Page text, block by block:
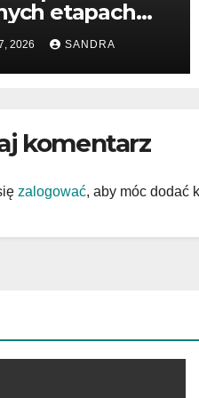
etapach
2026 SANDRA
komentarz
zalogować, aby móc dodać